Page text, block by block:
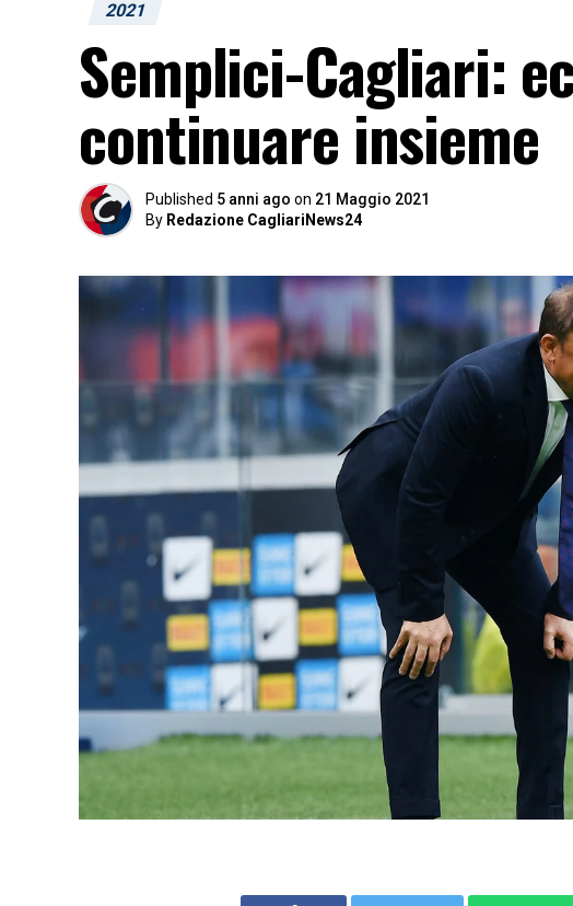
2021
Semplici-Cagliari:
continuare insieme
Published 5 anni ago on 21 Maggio 2021
By Redazione CagliariNews24